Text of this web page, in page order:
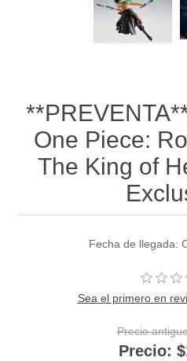
One Piece:
The King of
Fecha de llegada:
Sea el primero en
Precio
Precio: